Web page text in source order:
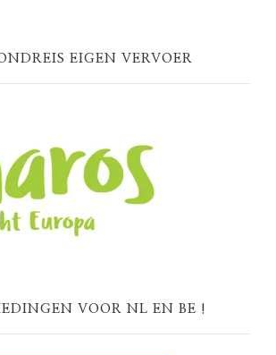
EIGEN VERVOER
VOOR NL EN BE !